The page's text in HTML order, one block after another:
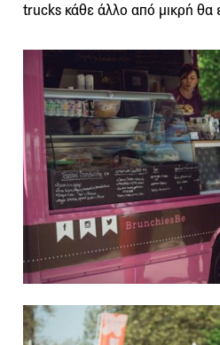
trucks κάθε άλλο από μικρή θα